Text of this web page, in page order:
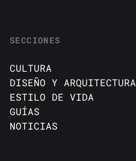
SECCIONES
CULTURA
DISEÑO Y ARQUITECTURA
ESTILO DE VIDA
GUÍAS
NOTICIAS